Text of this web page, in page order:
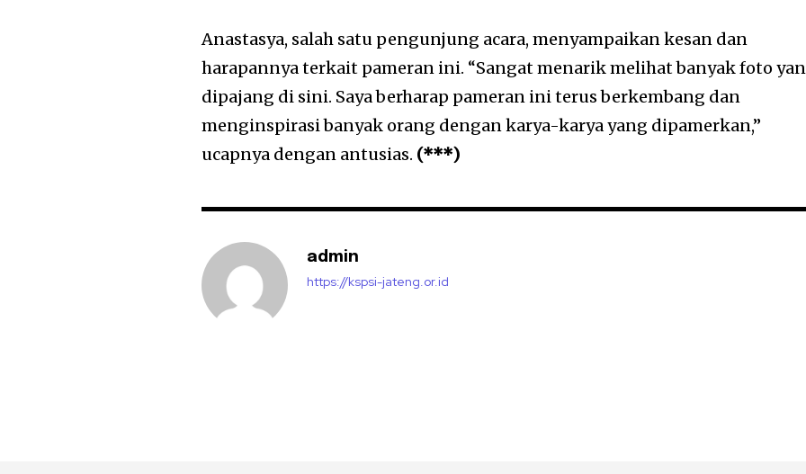
Anastasya, salah satu pengunjung acara, menyampaikan kesan dan
harapannya terkait pameran ini. “Sangat menarik melihat banyak foto
dipajang di sini. Saya berharap pameran ini terus berkembang dan
menginspirasi banyak orang dengan karya-karya yang dipamerkan,”
ucapnya dengan antusias. (***)
admin
https://kspsi-jateng.or.id